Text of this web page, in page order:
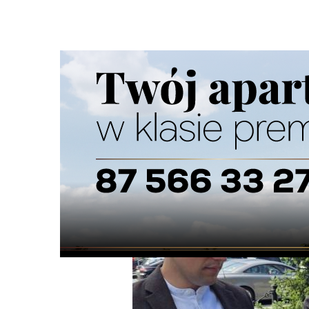
Ścieżka
nawigacyjna
Strona główna
Z ŻYCIA MIASTA 08/07/2024/ 42 Komentarzy
Wykaz miejsc do zakwaterowania